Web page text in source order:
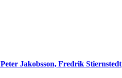
Peter Jakobsson, Fredrik Stiernstedt